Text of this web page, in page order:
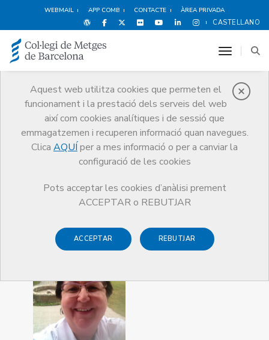
WEBMAIL APP COMB CONTACTE ÀREA PRIVADA
CASTELLANO
Aquest web utilitza cookies que permeten el
funcionament i la prestació dels serveis del web
així com cookies analítiques i de sessió que
emmagatzemen i recuperen informació quan navegues.
Clica AQUÍ per a mes informació o per a canviar la
configuració de les cookies
Pots acceptar les cookies d’anàlisi prement
ACCEPTAR o REBUTJAR
ACCEPTAR REBUTJAR
toggle
Premis
Premis Guardonat Edició 2016
Guardonat Edició 2016